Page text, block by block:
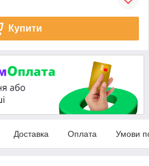
Купити
Доставка Оплата Умови